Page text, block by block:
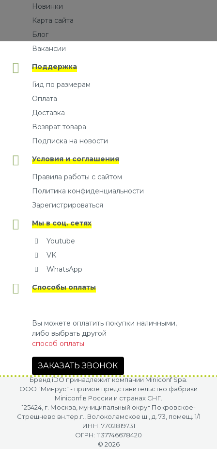
Новинки
Карта сайта
Блог
Вакансии
Поддержка
Гид по размерам
Оплата
Доставка
Возврат товара
Подписка на новости
Условия и соглашения
Правила работы с сайтом
Политика конфиденциальности
Зарегистрироваться
Мы в соц. сетях
Youtube
VK
WhatsApp
Способы оплаты
Вы можете оплатить покупки наличными,
либо выбрать другой
способ оплаты
ЗАКАЗАТЬ ЗВОНОК
Бренд iDO принадлежит компании Miniconf Spa.
OOO "Минрус" - прямое представительство фабрики
Miniconf в России и странах СНГ.
125424, г. Москва, муниципальный округ Покровское-
Стрешнево вн.тер.г., Волоколамское ш., д. 73, помещ. 1/1
ИНН: 7702819731
ОГРН: 1137746678420
© 2026